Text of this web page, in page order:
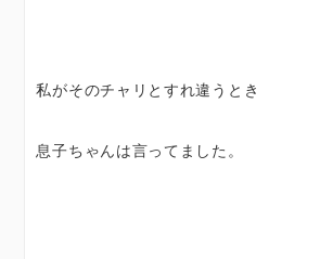
私がそのチャリとすれ違うとき
息子ちゃんは言ってました。